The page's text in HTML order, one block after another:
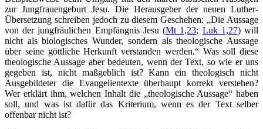
zur Jungfrauengeburt Jesu. Die Herausgeber der neuen Luther-
Übersetzung schreiben jedoch zu diesem Geschehen: „Die Aussage
von der jungfräulichen Empfängnis Jesu (Mt 1,23; Luk 1,27) will
nicht als biologisches Wunder, sondern als theologische Aussage
über seine göttliche Herkunft verstanden werden.“ Was soll diese
theologische Aussage aber bedeuten, wenn der Text, so wie er uns
gegeben ist, nicht maßgeblich ist? Kann ein theologisch nicht
Ausgebildeter die Evangelientexte überhaupt korrekt verstehen?
Wer erklärt ihm, welchen Inhalt die „theologische Aussage“ haben
soll, und was ist dafür das Kriterium, wenn es der Text selber
offenbar nicht ist?